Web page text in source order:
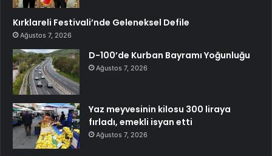
Kırklareli Festivali’nde Geleneksel Defile
Ağustos 7, 2026
D-100’de Kurban Bayramı Yoğunluğu
Ağustos 7, 2026
Yaz meyvesinin kilosu 300 liraya
fırladı, emekli isyan etti
Ağustos 7, 2026